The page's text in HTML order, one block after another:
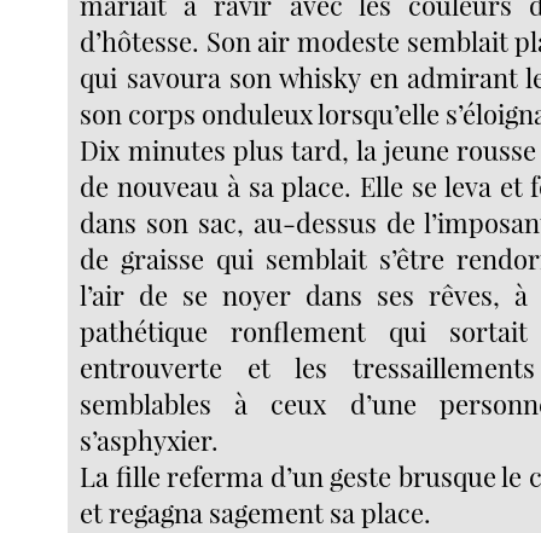
d’hôtesse. Son air modeste semblait
qui savoura son whisky en admirant
son corps onduleux lorsqu’elle
Dix minutes plus tard, la jeune
de nouveau à sa place. Elle se leva et
dans son sac, au-dessus de
de graisse qui semblait s’être
l’air de se noyer dans ses rêves,
pathétique ronflement qui
entrouverte et les
semblables à ceux d’une
s’asphyxier.
La fille referma d’un geste brusque le
et regagna sagement sa place.